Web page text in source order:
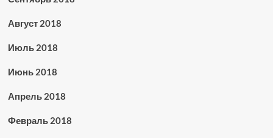
Август 2018
Июль 2018
Июнь 2018
Апрель 2018
Февраль 2018